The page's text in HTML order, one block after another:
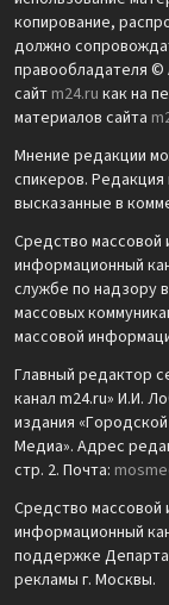
копирование,
должно
правообладателя ©
сайт m24.ru как на
материалов сайта
Мнение редакции
спикеров. Редакция
высказанные в
Средство массовой
информационный
службе по надзору
массовых
массовой
Главный редактор
канал m24.ru» И.И.
издания
Медиа». Адрес
стр. 2. Почта:
Средство массовой
информационный
поддержке
рекламы г. Москвы.